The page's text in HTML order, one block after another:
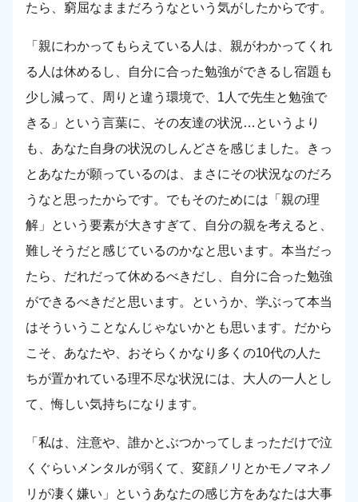
たら、窮屈なままだろうなという気がしたからです。
「親にわかってもらえている人は、親がわかってくれ
る人は休めるし、自分に合った勉強ができるし宿題も
少し減って、周りと違う環境で、1人で先生と勉強で
きる」という言葉に、その友達の状況…というより
も、あなた自身の状況のしんどさを感じました。きっ
とあなたが願っているのは、まさにその状況なのだろ
うなと思ったからです。でもそのためには「親の理
解」という要素が大きすぎて、自分の親を考えると、
難しそうだと感じているのかなと思います。本当だっ
たら、だれだって休めるべきだし、自分に合った勉強
ができるべきだと思います。というか、学ぶって本当
はそういうことなんじゃないかとも思います。だから
こそ、あなたや、おそらくかなり多くの10代の人た
ちが置かれている理不尽な状況には、大人の一人とし
て、悔しい気持ちになります。
「私は、注意や、誰かとぶつかってしまっただけで泣
くぐらいメンタルが弱くて、変顔ノリとかモノマネノ
リが凄く嫌い」というあなたの感じ方をあなたは大事